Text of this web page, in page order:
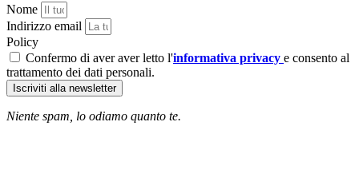
Nome
Indirizzo email
Policy
Confermo di aver aver letto l'informativa privacy e consento al
trattamento dei dati personali.
Iscriviti alla newsletter
Niente spam, lo odiamo quanto te.